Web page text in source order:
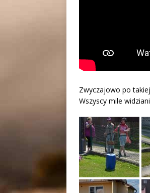
Zwyczajowo po
Wszyscy mile widziani